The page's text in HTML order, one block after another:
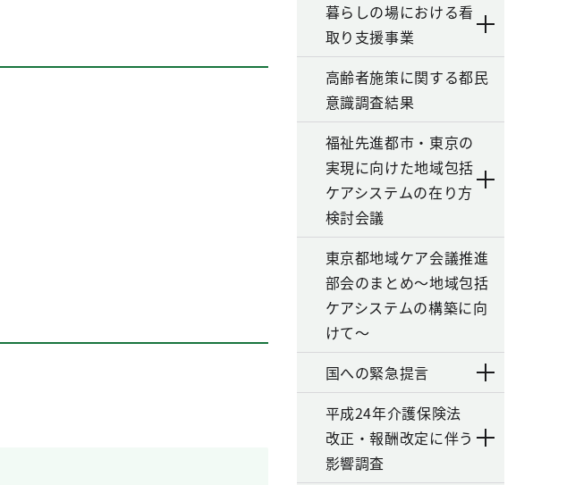
暮らしの場における看
取り支援事業
高齢者施策に関する都民
意識調査結果
福祉先進都市・東京の
実現に向けた地域包括
ケアシステムの在り方
検討会議
東京都地域ケア会議推進
部会のまとめ～地域包括
ケアシステムの構築に向
けて～
国への緊急提言
平成24年介護保険法
改正・報酬改定に伴う
影響調査